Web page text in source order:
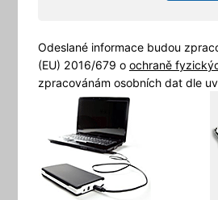
Odeslané informace budou
(EU) 2016/679 o ochraně
zpracovánám osobních dat dle